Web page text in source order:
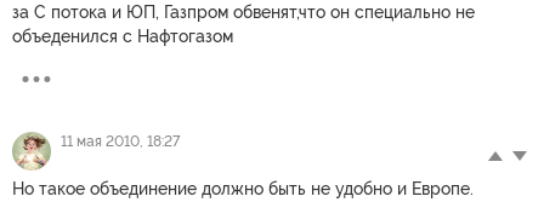
за С потока и ЮП, Газпром обвенят,что он специально не
объеденился с Нафтогазом
11 мая 2010, 18:27
Но такое объединение должно быть не удобно и Европе.